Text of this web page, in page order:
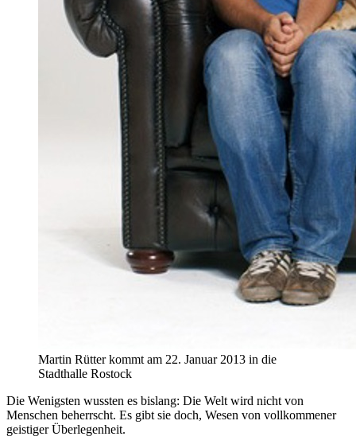
Martin Rütter kommt am 22. Januar 2013 in die
Stadthalle Rostock
Die Wenigsten wussten es bislang: Die Welt wird nicht von
Menschen beherrscht. Es gibt sie doch, Wesen von vollkommener
geistiger Überlegenheit.